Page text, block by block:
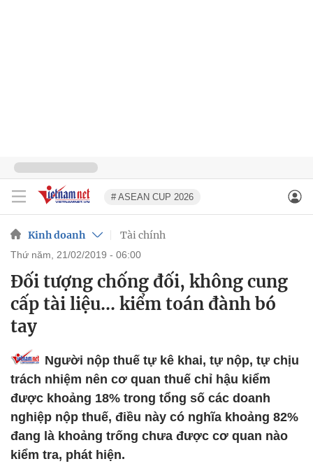
# ASEAN CUP 2026
Kinh doanh Tài chính
thứ năm, 21/02/2019 - 06:00
Đối tượng chống đối, không cung
cấp tài liệu... kiểm toán đành bó
tay
Người nộp thuế tự kê khai, tự nộp, tự chịu
trách nhiệm nên cơ quan thuế chỉ hậu kiểm
được khoảng 18% trong tổng số các doanh
nghiệp nộp thuế, điều này có nghĩa khoảng 82%
đang là khoảng trống chưa được cơ quan nào
kiểm tra, phát hiện.